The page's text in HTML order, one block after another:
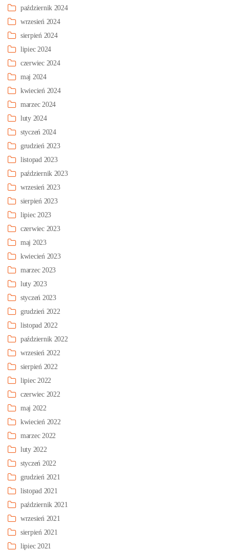
październik 2024
wrzesień 2024
sierpień 2024
lipiec 2024
czerwiec 2024
maj 2024
kwiecień 2024
marzec 2024
luty 2024
styczeń 2024
grudzień 2023
listopad 2023
październik 2023
wrzesień 2023
sierpień 2023
lipiec 2023
czerwiec 2023
maj 2023
kwiecień 2023
marzec 2023
luty 2023
styczeń 2023
grudzień 2022
listopad 2022
październik 2022
wrzesień 2022
sierpień 2022
lipiec 2022
czerwiec 2022
maj 2022
kwiecień 2022
marzec 2022
luty 2022
styczeń 2022
grudzień 2021
listopad 2021
październik 2021
wrzesień 2021
sierpień 2021
lipiec 2021